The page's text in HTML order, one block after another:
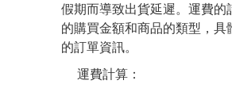
假期而導致出貨延遲。運費的
的購買金額和商品的類型，具
的訂單資訊。
運費計算：